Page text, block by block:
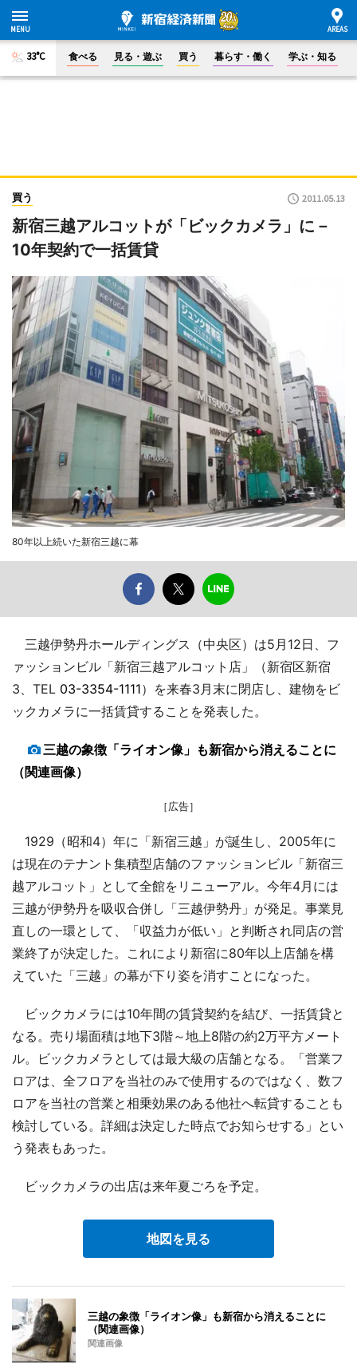
33°C 食べる 見る・遊ぶ 買う 暮らす・働く 学ぶ・知る
買う 2011.05.13
新宿三越アルコットが「ビックカメラ」に－
10年契約で一括賃貸
80年以上続いた新宿三越に幕
三越伊勢丹ホールディングス（中央区）は5月12日、フ
ァッションビル「新宿三越アルコット店」（新宿区新宿
3、TEL 03-3354-1111）を来春3月末に閉店し、建物をビ
ックカメラに一括賃貸することを発表した。
三越の象徴「ライオン像」も新宿から消えることに
（関連画像）
［広告］
1929（昭和4）年に「新宿三越」が誕生し、2005年に
は現在のテナント集積型店舗のファッションビル「新宿三
越アルコット」として全館をリニューアル。今年4月には
三越が伊勢丹を吸収合併し「三越伊勢丹」が発足。事業見
直しの一環として、「収益力が低い」と判断され同店の営
業終了が決定した。これにより新宿に80年以上店舗を構
えていた「三越」の幕が下り姿を消すことになった。
ビックカメラには10年間の賃貸契約を結び、一括賃貸と
なる。売り場面積は地下3階～地上8階の約2万平方メート
ル。ビックカメラとしては最大級の店舗となる。「営業フ
ロアは、全フロアを当社のみで使用するのではなく、数フ
ロアを当社の営業と相乗効果のある他社へ転貸することも
検討している。詳細は決定した時点でお知らせする」とい
う発表もあった。
ビックカメラの出店は来年夏ごろを予定。
地図を見る
三越の象徴「ライオン像」も新宿から消えることに
（関連画像）
関連画像